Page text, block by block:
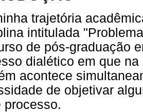
trajetória
intitulada
de pós-graduação
dialético em que
acontece
de objetivar
processo.